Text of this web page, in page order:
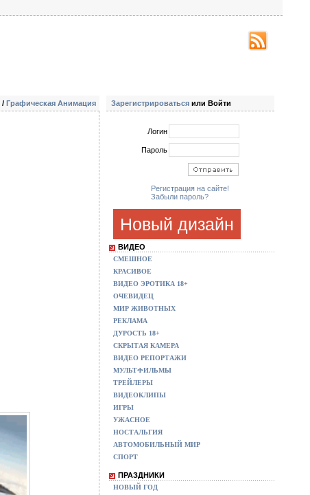
/ Графическая Анимация Зарегистрироваться или Войти
Логин
Пароль
Регистрация на сайте!
Забыли пароль?
Новый дизайн
ВИДЕО
СМЕШНОЕ
КРАСИВОЕ
ВИДЕО ЭРОТИКА 18+
ОЧЕВИДЕЦ
МИР ЖИВОТНЫХ
РЕКЛАМА
ДУРОСТЬ 18+
СКРЫТАЯ КАМЕРА
ВИДЕО РЕПОРТАЖИ
МУЛЬТФИЛЬМЫ
ТРЕЙЛЕРЫ
ВИДЕОКЛИПЫ
ИГРЫ
УЖАСНОЕ
НОСТАЛЬГИЯ
АВТОМОБИЛЬНЫЙ МИР
СПОРТ
ПРАЗДНИКИ
НОВЫЙ ГОД